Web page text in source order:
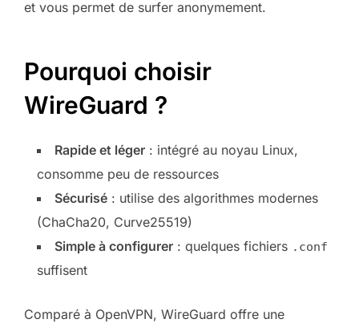
et vous permet de surfer anonymement.
Pourquoi choisir
WireGuard ?
Rapide et léger : intégré au noyau Linux,
consomme peu de ressources
Sécurisé : utilise des algorithmes modernes
(ChaCha20, Curve25519)
Simple à configurer : quelques fichiers .conf
suffisent
Comparé à OpenVPN, WireGuard offre une